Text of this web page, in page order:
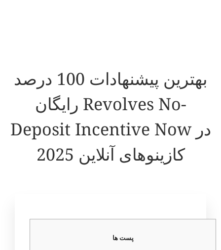
بهترین پیشنهادات 100 درصد
رایگان Revolves No-
Deposit Incentive Now در
کازینوهای آنلاین 2025
پست ها